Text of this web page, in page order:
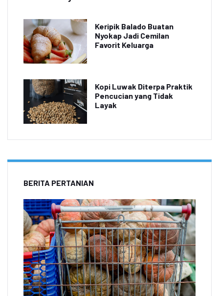
Keripik Balado Buatan
Nyokap Jadi Cemilan
Favorit Keluarga
Kopi Luwak Diterpa Praktik
Pencucian yang Tidak
Layak
BERITA PERTANIAN